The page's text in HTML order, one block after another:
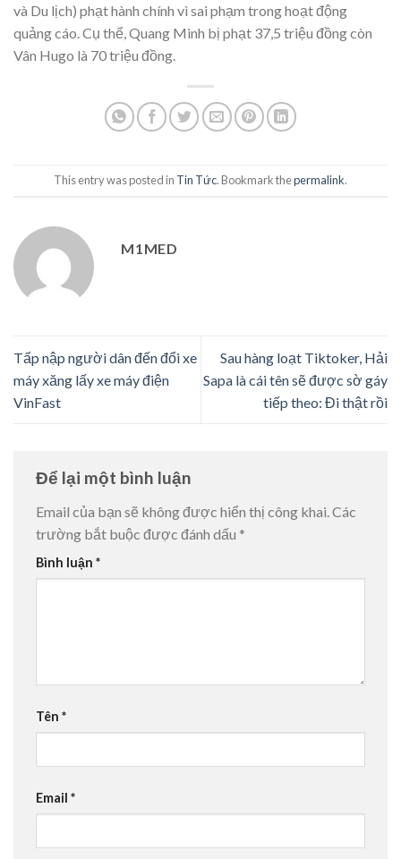
và Du lịch) phạt hành chính vì sai phạm trong hoạt động
quảng cáo. Cụ thể, Quang Minh bị phạt 37,5 triệu đồng còn
Vân Hugo là 70 triệu đồng.
This entry was posted in Tin Tức. Bookmark thepermalink.
M1MED
Tấp nập người dân đến đổi xe
máy xăng lấy xe máy điện
VinFast
Sau hàng loạt Tiktoker, Hải
Sapa là cái tên sẽ được sờ gáy
tiếp theo: Đi thật rồi
Để lại một bình luận
Email của bạn sẽ không được hiển thị công khai.Các
trường bắt buộc được đánh dấu *
Bình luận *
Tên *
Email *